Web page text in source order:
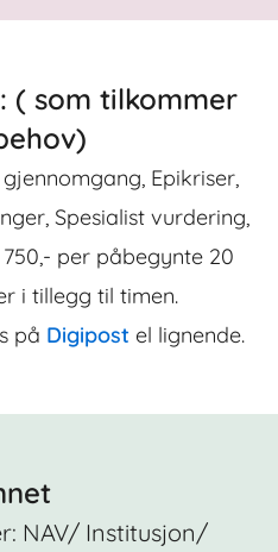
( som tilkommer
Epikriser,
Spesialist vurdering,
per påbegynte 20
i tillegg til timen.
på Digipost el lignende.
NAV/ Institusjon/